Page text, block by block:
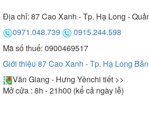
Địa chỉ: 87 Cao Xanh - Tp. Hạ Long -
0971.048.739
0915.244.598
Mã số thuế: 0900469517
Giới thiệu 87 Cao Xanh - Tp. Hạ Long
Văn Giang - Hưng Yênchi tiết >>
Mở cửa : 8h - 21h00 (kể cả ngày lễ)